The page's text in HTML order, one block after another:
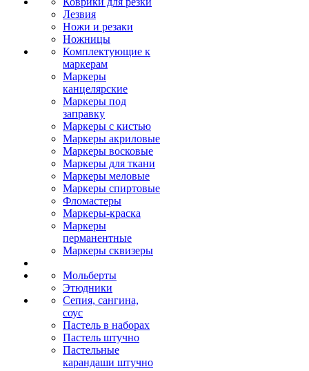
Лезвия
Ножи и резаки
Ножницы
Комплектующие к
маркерам
Маркеры
канцелярские
Маркеры под
заправку
Маркеры с кистью
Маркеры акриловые
Маркеры восковые
Маркеры для ткани
Маркеры меловые
Маркеры спиртовые
Фломастеры
Маркеры-краска
Маркеры
перманентные
Маркеры сквизеры
Мольберты
Этюдники
Сепия, сангина,
соус
Пастель в наборах
Пастель штучно
Пастельные
карандаши штучно